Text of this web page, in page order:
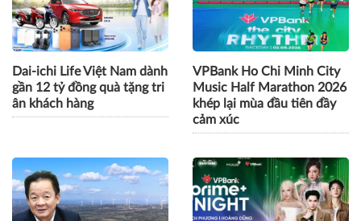
nông dân thêm niềm tin
vọng: Hành trình 50 năm
đồng hành cùng trẻ em Việt
Dai-ichi Life Việt Nam dành
gần 12 tỷ đồng quà tặng tri
ân khách hàng
VPBank Ho Chi Minh City
Music Half Marathon 2026
khép lại mùa đầu tiên đầy